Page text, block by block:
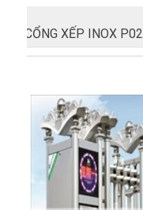
CỔNG XẾP INOX P02